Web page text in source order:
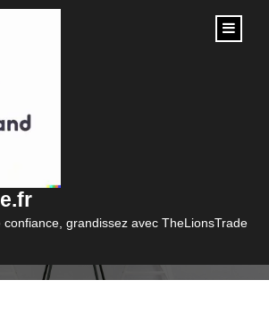
grandissez avec TheLionsTrade